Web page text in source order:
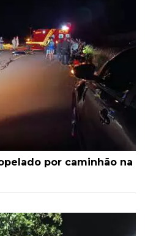
por caminhão na